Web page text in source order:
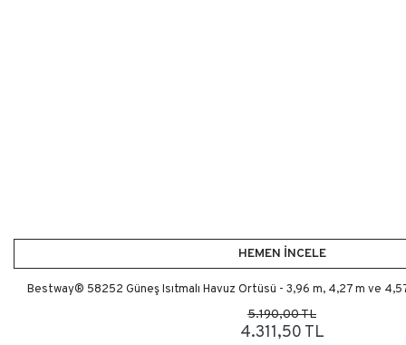
HEMEN İNCELE
Bestway® 58252 Güneş Isıtmalı Havuz Örtüsü - 3,96 m, 4,27 m ve
5.190,00 TL
4.311,50 TL